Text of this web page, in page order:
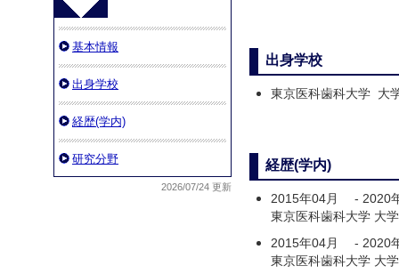
基本情報
出身学校
経歴(学内)
研究分野
2026/07/24 更新
出身学校
東京医科歯科大学 大
経歴(学内)
2015年04月 - 2020
東京医科歯科大学 大
2015年04月
- 2020
東京医科歯科大学 大